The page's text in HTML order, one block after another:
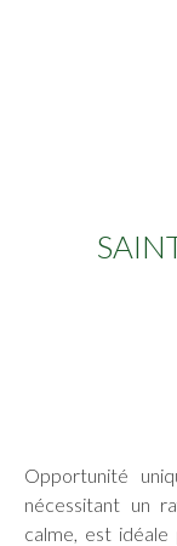
Opportunité
nécessitant un
calme, est